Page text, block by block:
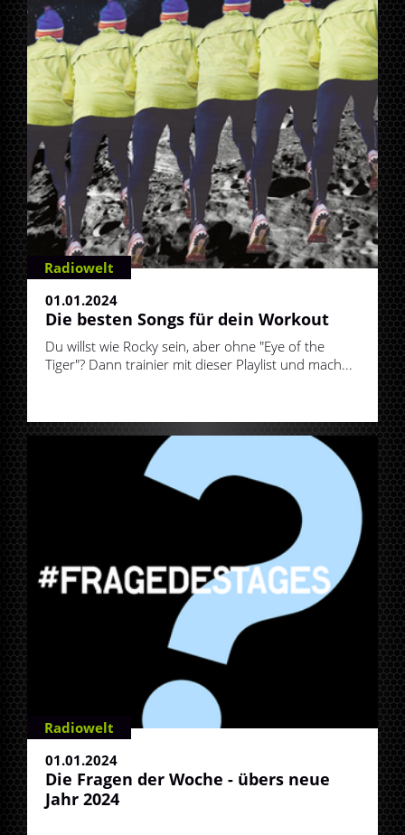
Radiowelt
01.01.2024
Die besten Songs für dein Workout
Du willst wie Rocky sein, aber ohne "Eye of the
Tiger"? Dann trainier mit dieser Playlist und mach...
Radiowelt
01.01.2024
Die Fragen der Woche - übers neue
Jahr 2024